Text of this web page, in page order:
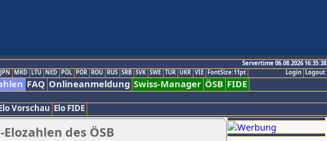
Servertime 06.08.2026 16:35:38
Logout
Login
JPN MKD LTU NED POL POR ROU RUS SRB SVK SWE TUR UKR VIE FontSize:11pt
FAQ Onlineanmeldung Swiss-Manager ÖSB FIDE
Vorschau Elo FIDE
des ÖSB